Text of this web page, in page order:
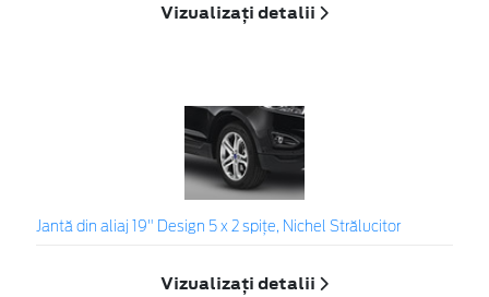
Vizualizați detalii
Jantă din aliaj 19" Design 5 x 2 spițe, Nichel Strălucitor
Vizualizați detalii